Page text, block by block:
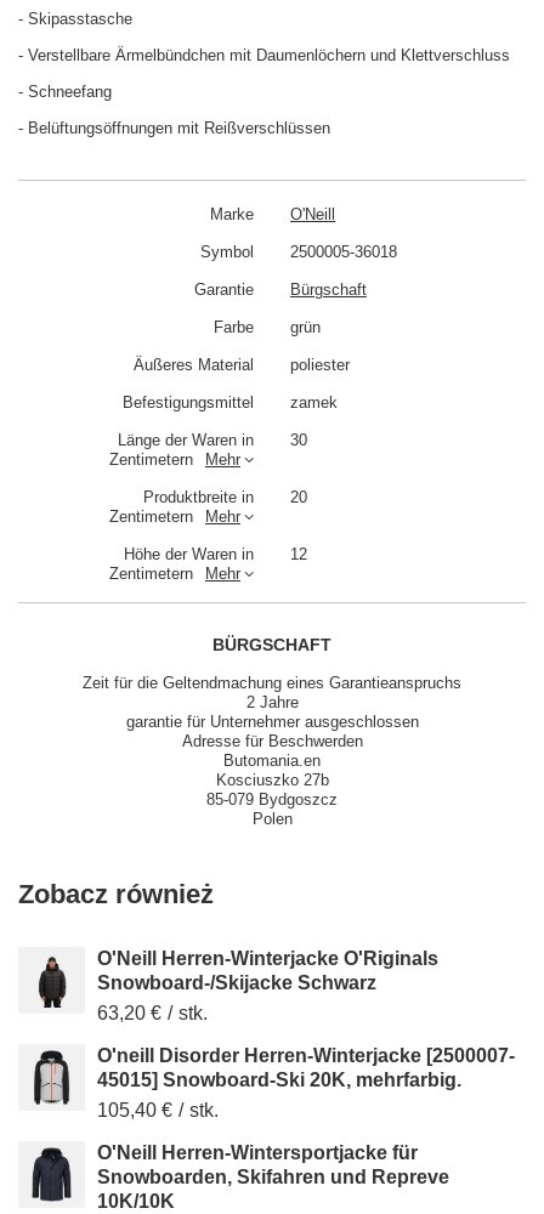
- Skipasstasche
- Verstellbare Ärmelbündchen mit Daumenlöchern und Klettverschluss
- Schneefang
- Belüftungsöffnungen mit Reißverschlüssen
Marke O'Neill
Symbol 2500005-36018
Garantie Bürgschaft
Farbe grün
Äußeres Material poliester
Befestigungsmittel zamek
Länge der Waren in
Zentimetern
Mehr
30
Produktbreite in
Zentimetern
Mehr
20
Höhe der Waren in
Zentimetern
Mehr
12
BÜRGSCHAFT
Zeit für die Geltendmachung eines Garantieanspruchs
2 Jahre
garantie für Unternehmer ausgeschlossen
Adresse für Beschwerden
Butomania.en
Kosciuszko 27b
85-079 Bydgoszcz
Polen
Zobacz również
O'Neill Herren-Winterjacke O'Riginals
Snowboard-/Skijacke Schwarz
63,20 € / stk.
O'neill Disorder Herren-Winterjacke [2500007-
45015] Snowboard-Ski 20K, mehrfarbig.
105,40 € / stk.
O'Neill Herren-Wintersportjacke für
Snowboarden, Skifahren und Repreve
10K/10K